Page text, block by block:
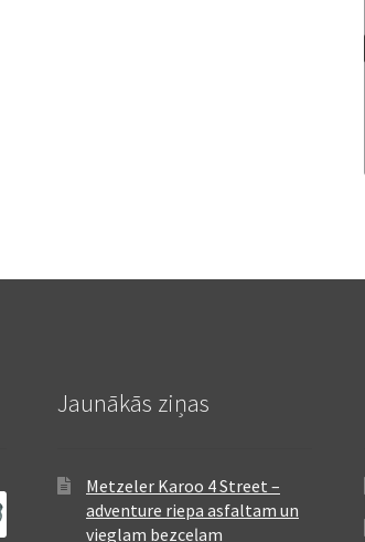
Jaunākās ziņas
Metzeler Karoo 4 Street –
adventure riepa asfaltam un
vieglam bezceļam